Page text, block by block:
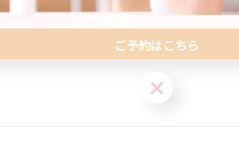
ご予約はこちら
ご予約はこちら